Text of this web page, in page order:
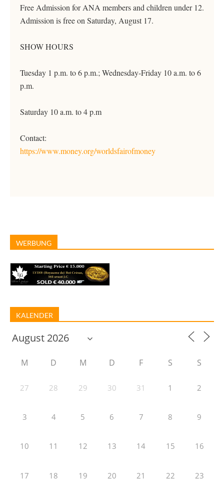
Free Admission for ANA members and children under 12.
Admission is free on Saturday, August 17.
SHOW HOURS
Tuesday 1 p.m. to 6 p.m.; Wednesday-Friday 10 a.m. to 6
p.m.
Saturday 10 a.m. to 4 p.m
Contact:
https://www.money.org/worldsfairofmoney
WERBUNG
KALENDER
M D M D F S S
27 28 29 30 31 1 2
3 4 5 6 7 8 9
10 11 12 13 14 15 16
17 18 19 20 21 22 23